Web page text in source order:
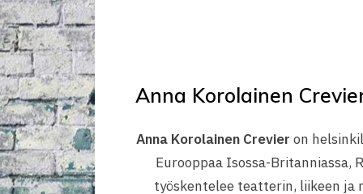
Anna Korolainen
Anna Korolainen Crevier on
Eurooppaa Isossa-Britanniassa,
työskentelee teatterin, liikeen ja